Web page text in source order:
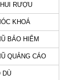
RƯỢU
KHOÁ
BẢO HIỂM
QUẢNG CÁO
DÙ